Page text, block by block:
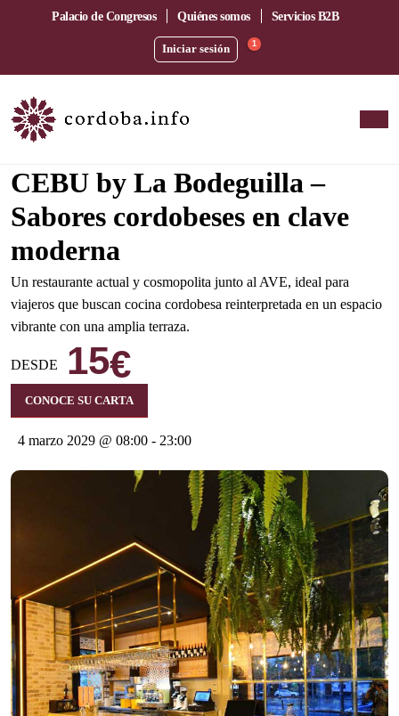
Palacio de Congresos Quiénes somos Servicios B2B
Iniciar sesión 1
CEBU by La Bodeguilla –
Sabores cordobeses en clave
moderna
Un restaurante actual y cosmopolita junto al AVE, ideal para
viajeros que buscan cocina cordobesa reinterpretada en un espacio
vibrante con una amplia terraza.
DESDE 15€
CONOCE SU CARTA
4 marzo 2029 @ 08:00 - 23:00